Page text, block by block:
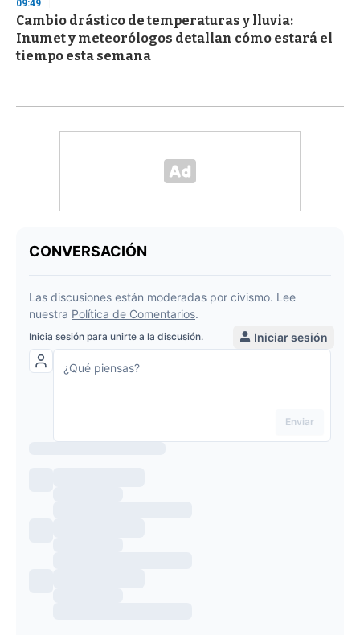
09:49
Cambio drástico de temperaturas y lluvia:
Inumet y meteorólogos detallan cómo estará el
tiempo esta semana